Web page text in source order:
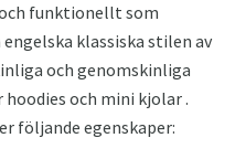
funktionellt som
klassiska stilen av
och genomskinliga
och mini kjolar .
följande egenskaper: